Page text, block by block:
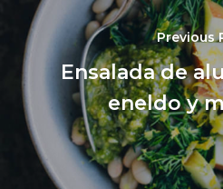
Previous
Ensalada de
eneldo y